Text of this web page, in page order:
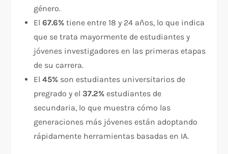
género.
El67.6% tiene entre 18 y 24 años, lo que indica
que se trata mayormente de estudiantes y
jóvenes investigadores en las primeras etapas
de su carrera.
El45% son estudiantes universitarios de
pregrado y el37.2% estudiantes de
secundaria, lo que muestra cómo las
generaciones más jóvenes están adoptando
rápidamente herramientas basadas en IA.